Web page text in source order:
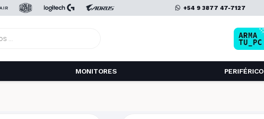
+54 9 3877 47-7127
MONITORES